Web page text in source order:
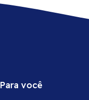
Para você